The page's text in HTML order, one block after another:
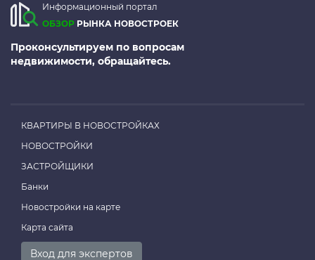
Информационный портал
ОБЗОР РЫНКА НОВОСТРОЕК
Проконсультируем по вопросам
недвижимости, обращайтесь.
КВАРТИРЫ В НОВОСТРОЙКАХ
НОВОСТРОЙКИ
ЗАСТРОЙЩИКИ
Банки
Новостройки на карте
Карта сайта
Вход для экспертов